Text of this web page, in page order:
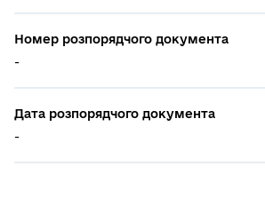
Номер розпорядчого документа
-
Дата розпорядчого документа
-